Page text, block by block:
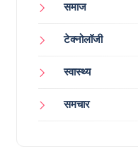
समाज
टेक्नोलॉजी
स्वास्थ्य
समचार